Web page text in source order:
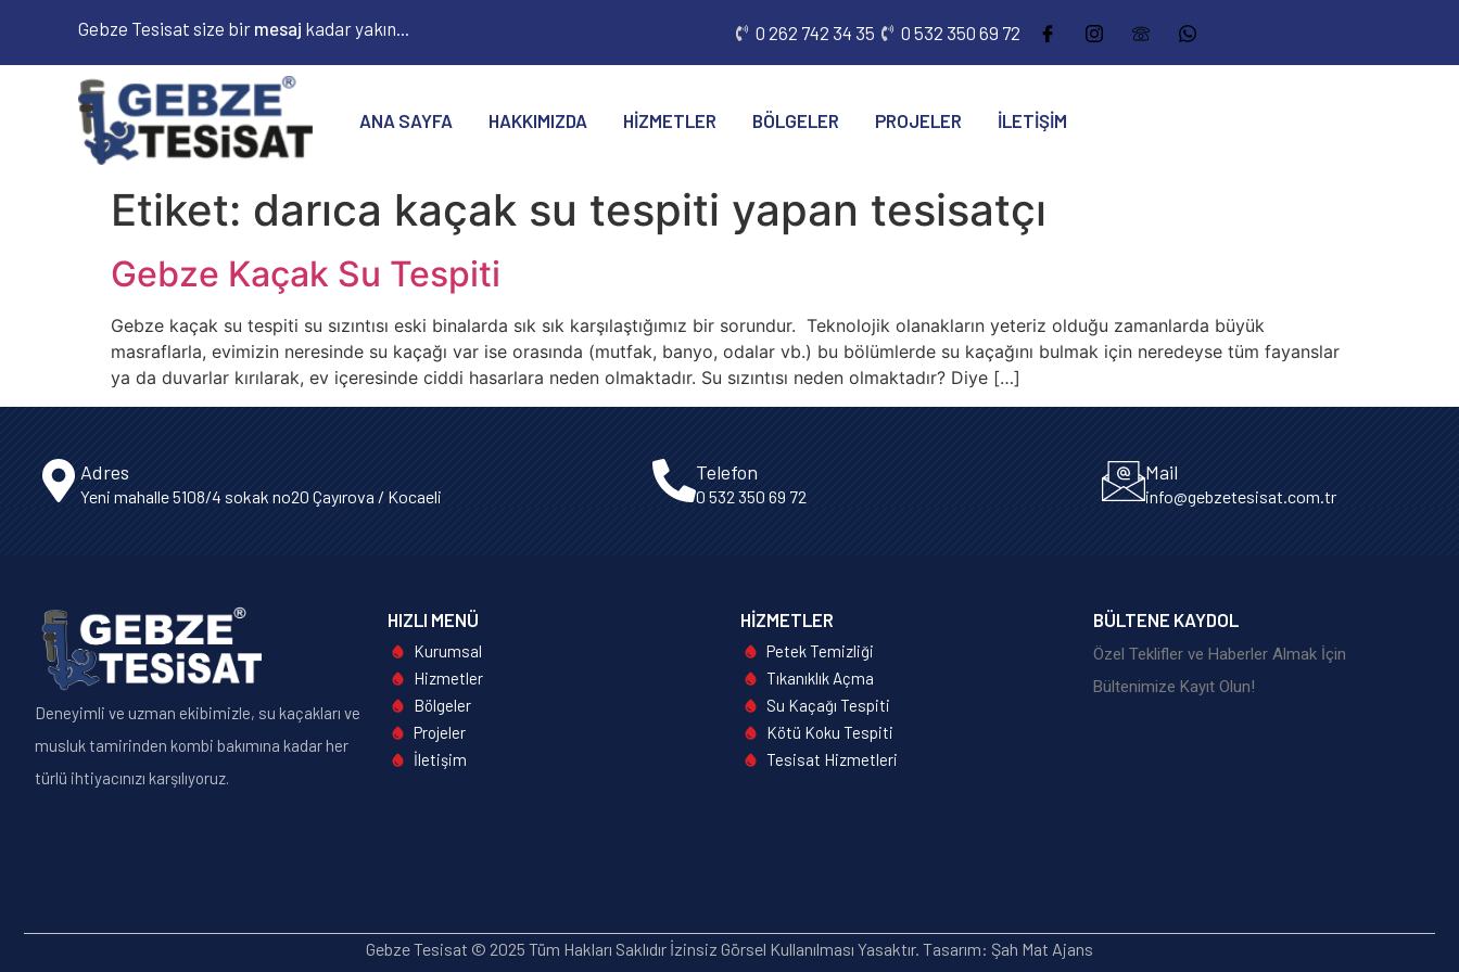
Gebze Tesisat size bir mesaj kadar yakın... 0 262 742 34 35 0 532 350 69 72
ANA SAYFA HAKKIMIZDA HIZMETLER BÖLGELER PROJELER İLETIŞIM
Etiket: darıca kaçak su tespiti yapan tesisatçı
Gebze Kaçak Su Tespiti
Gebze kaçak su tespiti su sızıntısı eski binalarda sık sık karşılaştığımız bir sorundur. Teknolojik olanakların yeteriz olduğu zamanlarda büyük
masraflarla, evimizin neresinde su kaçağı var ise orasında (mutfak, banyo, odalar vb.) bu bölümlerde su kaçağını bulmak için neredeyse tüm fayanslar
ya da duvarlar kırılarak, ev içeresinde ciddi hasarlara neden olmaktadır. Su sızıntısı neden olmaktadır? Diye […]
Adres
Yeni mahalle 5108/4 sokak no20 Çayırova / Kocaeli
Telefon
0 532 350 69 72
Mail
info@gebzetesisat.com.tr
Deneyimli ve uzman ekibimizle, su kaçakları ve
musluk tamirinden kombi bakımına kadar her
türlü ihtiyacınızı karşılıyoruz.
HIZLI MENÜ
Kurumsal
Hizmetler
Bölgeler
Projeler
İletişim
HIZMETLER
Petek Temizliği
Tıkanıklık Açma
Su Kaçağı Tespiti
Kötü Koku Tespiti
Tesisat Hizmetleri
BÜLTENE KAYDOL
Özel Teklifler ve Haberler Almak İçin
Bültenimize Kayıt Olun!
Gebze Tesisat © 2025 Tüm Hakları Saklıdır İzinsiz Görsel Kullanılması Yasaktır. Tasarım: Şah Mat Ajans